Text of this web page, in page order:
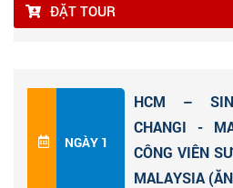
ĐẶT TOUR
NGÀY 1
HCM –
CHANGI -
CÔNG VIÊN
MALAYSIA